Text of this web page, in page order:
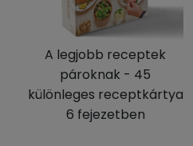
A legjobb receptek
pároknak - 45
különleges receptkártya
6 fejezetben